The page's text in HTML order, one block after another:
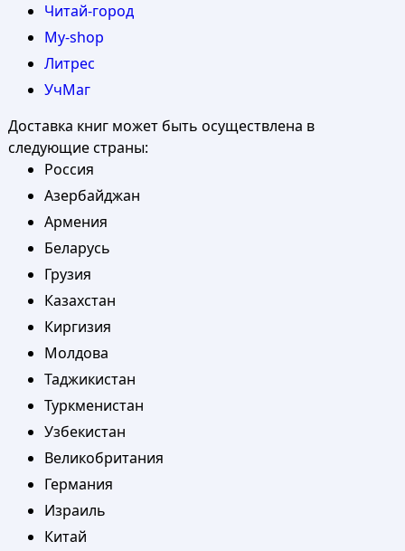
Читай-город
My-shop
Литрес
УчМаг
Доставка книг может быть осуществлена в
следующие страны:
Россия
Азербайджан
Армения
Беларусь
Грузия
Казахстан
Киргизия
Молдова
Таджикистан
Туркменистан
Узбекистан
Великобритания
Германия
Израиль
Китай